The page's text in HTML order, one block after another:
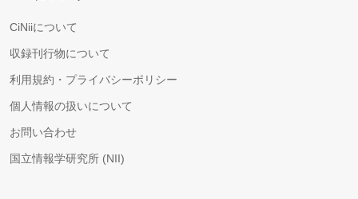
CiNiiについて
収録刊行物について
利用規約・プライバシーポリシー
個人情報の扱いについて
お問い合わせ
国立情報学研究所 (NII)